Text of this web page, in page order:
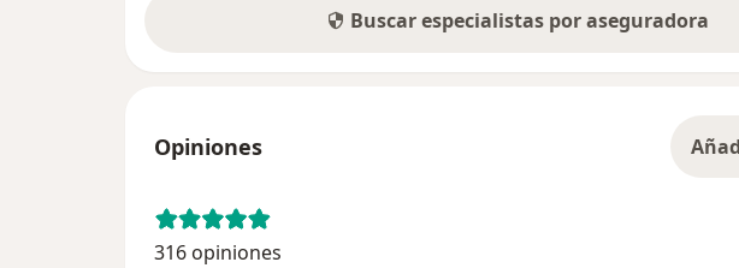
Buscar especialistas por aseguradora
Opiniones
316 opiniones